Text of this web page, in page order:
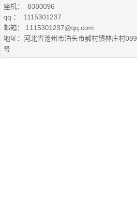
座机： 8380096
qq ： 1115301237
邮箱： 1115301237@qq.com
地址：河北省沧州市泊头市郝村镇林庄村089
号